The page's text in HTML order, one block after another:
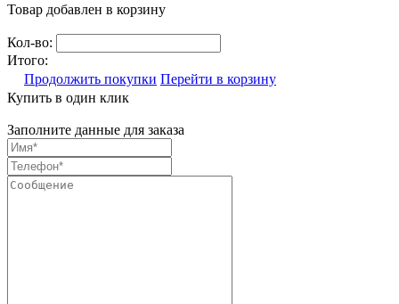
Товар добавлен в корзину
Кол-во:
Итого:
Продолжить покупки Перейти в корзину
Купить в один клик
Заполните данные для заказа